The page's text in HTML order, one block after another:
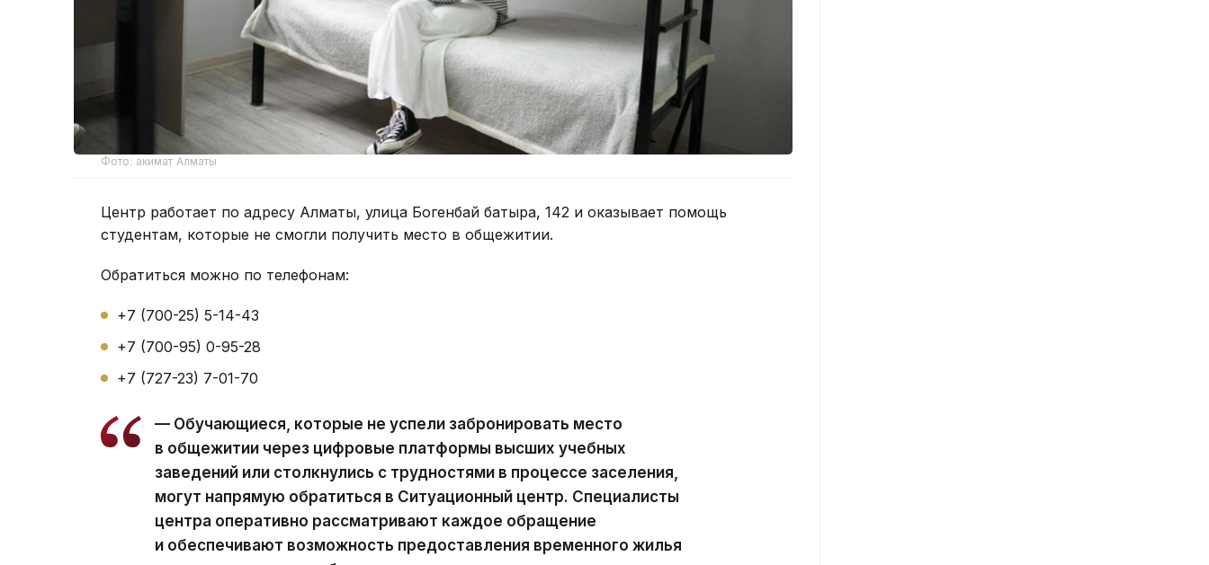
Фото: акимат Алматы
Центр работает по адресу Алматы, улица Богенбай батыра, 142 и оказывает помощь
студентам, которые не смогли получить место в общежитии.
Обратиться можно по телефонам:
+7 (700-25) 5-14-43
+7 (700-95) 0-95-28
+7 (727-23) 7-01-70
— Обучающиеся, которые не успели забронировать место
в общежитии через цифровые платформы высших учебных
заведений или столкнулись с трудностями в процессе заселения,
могут напрямую обратиться в Ситуационный центр. Специалисты
центра оперативно рассматривают каждое обращение
и обеспечивают возможность предоставления временного жилья